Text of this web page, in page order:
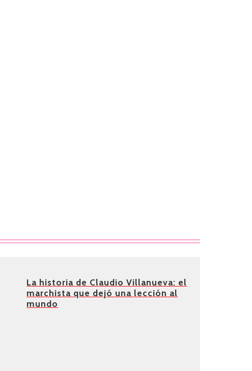
La historia de Claudio Villanueva: el
marchista que dejó una lección al
mundo